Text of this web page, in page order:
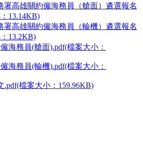
署高雄關約僱海務員（艙面）遴選報名
13.14KB)
署高雄關約僱海務員（輪機）遴選報名
13.2KB)
海務員(艙面).pdf(檔案大小：
海務員(輪機).pdf(檔案大小：
.pdf(檔案大小：159.96KB)